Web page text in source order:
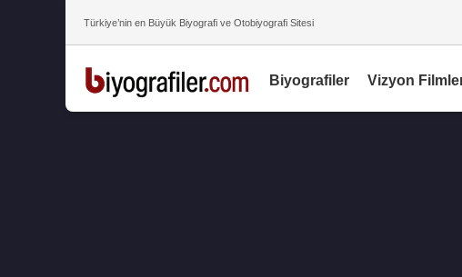
Türkiye’nin en Büyük Biyografi ve Otobiyografi Sitesi
Biyografiler Vizyon